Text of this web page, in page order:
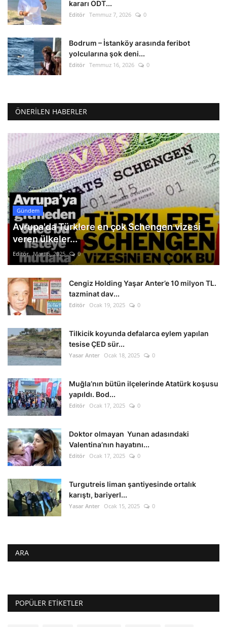
kararı ODT...
Editör Temmuz 7, 2026 0
Bodrum – İstanköy arasında feribot
yolcularına şok deni...
Editör Temmuz 16, 2026 0
ÖNERILEN HABERLER
Gündem
Avrupa'da Türklere en çok Schengen vizesi
veren ülkeler...
Editör Mart 5, 2025 0
Cengiz Holding Yaşar Anter’e 10 milyon TL.
tazminat dav...
Editör Ocak 19, 2025 0
Tilkicik koyunda defalarca eylem yapılan
tesise ÇED sür...
Yasar Anter Ocak 18, 2025 0
Muğla’nın bütün ilçelerinde Atatürk koşusu
yapıldı. Bod...
Editör Ocak 17, 2025 0
Doktor olmayan Yunan adasındaki
Valentina’nın hayatını...
Editör Ocak 17, 2025 0
Turgutreis liman şantiyesinde ortalık
karıştı, bariyerl...
Yasar Anter Ocak 15, 2025 0
ARA
POPÜLER ETIKETLER